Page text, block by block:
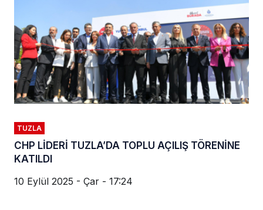
TUZLA
CHP LİDERİ TUZLA’DA TOPLU AÇILIŞ TÖRENİNE
KATILDI
10 Eylül 2025 - Çar - 17:24